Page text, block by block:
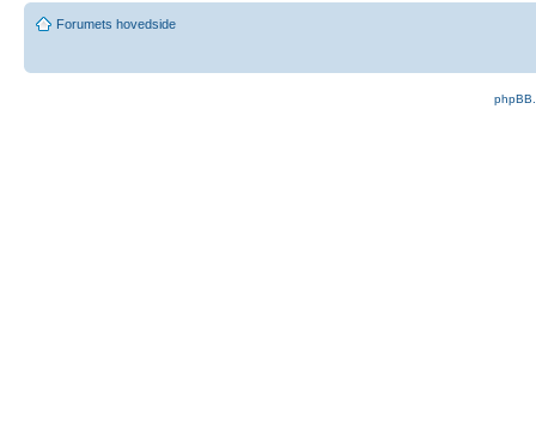
Forumets hovedside